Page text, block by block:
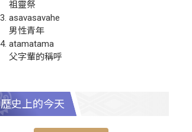
祖靈祭
asavasavahe
男性青年
atamatama
父字輩的稱呼
歷史上的今天